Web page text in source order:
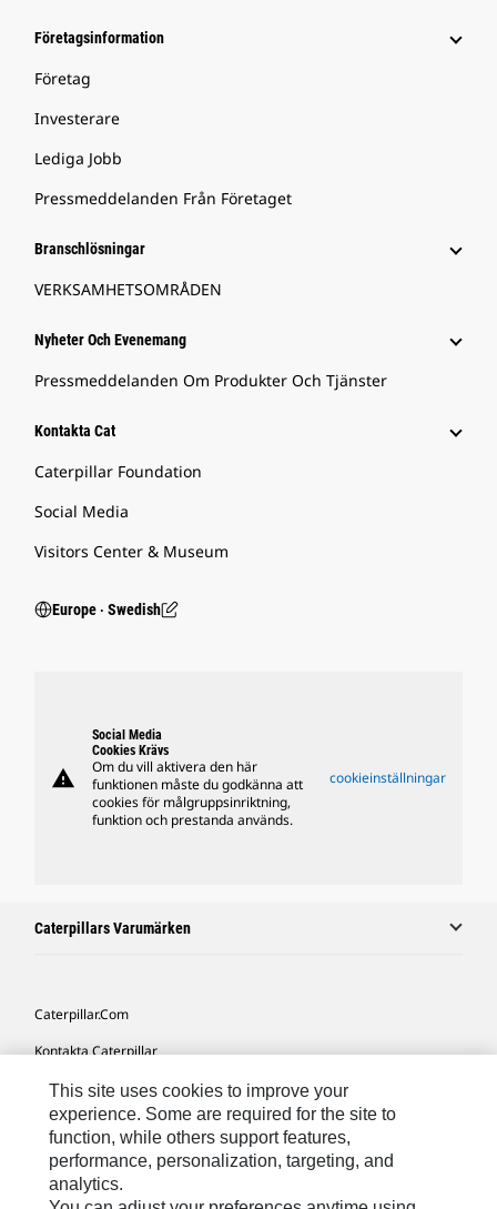
Företagsinformation
Företag
Investerare
Lediga Jobb
Pressmeddelanden Från Företaget
Branschlösningar
VERKSAMHETSOMRÅDEN
Nyheter Och Evenemang
Pressmeddelanden Om Produkter Och Tjänster
Kontakta Cat
Caterpillar Foundation
Social Media
Visitors Center & Museum
Europe ‧ Swedish
warning
Social Media
Cookies Krävs
Om du vill aktivera den här
funktionen måste du godkänna att
cookies för målgruppsinriktning,
funktion och prestanda används.
cookieinställningar
Caterpillars Varumärken
Caterpillar.com
Kontakta Caterpillar
Mina Marknadsföringspreferenser
Platskarta
Cookie Settings
Juridiskt
This site uses cookies to improve your
experience. Some are required for the site to
function, while others support features,
performance, personalization, targeting, and
analytics.